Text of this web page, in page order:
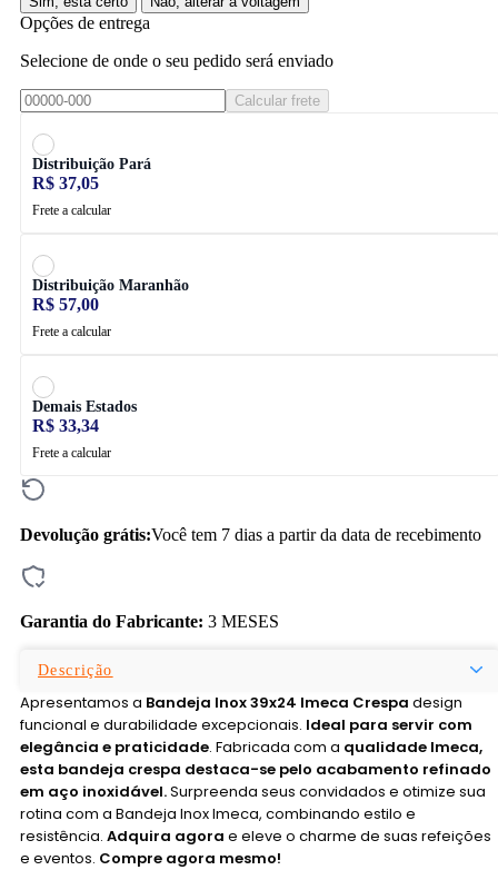
Opções de entrega
Selecione de onde o seu pedido será enviado
Calcular frete
Distribuição Pará
R$ 37,05
Frete a calcular
Distribuição Maranhão
R$ 57,00
Frete a calcular
Demais Estados
R$ 33,34
Frete a calcular
Devolução grátis:Você tem 7 dias a partir da data de recebimento
Garantia do Fabricante: 3 MESES
Descrição
Apresentamos a Bandeja Inox 39x24 Imeca Crespa design
funcional e durabilidade excepcionais. Ideal para servir com
elegância e praticidade. Fabricada com a qualidade Imeca,
esta bandeja crespa destaca-se pelo acabamento refinado
em aço inoxidável.Surpreenda seus convidados e otimize sua
rotina com a Bandeja Inox Imeca, combinando estilo e
resistência. Adquira agora e eleve o charme de suas refeições
e eventos. Compre agora mesmo!